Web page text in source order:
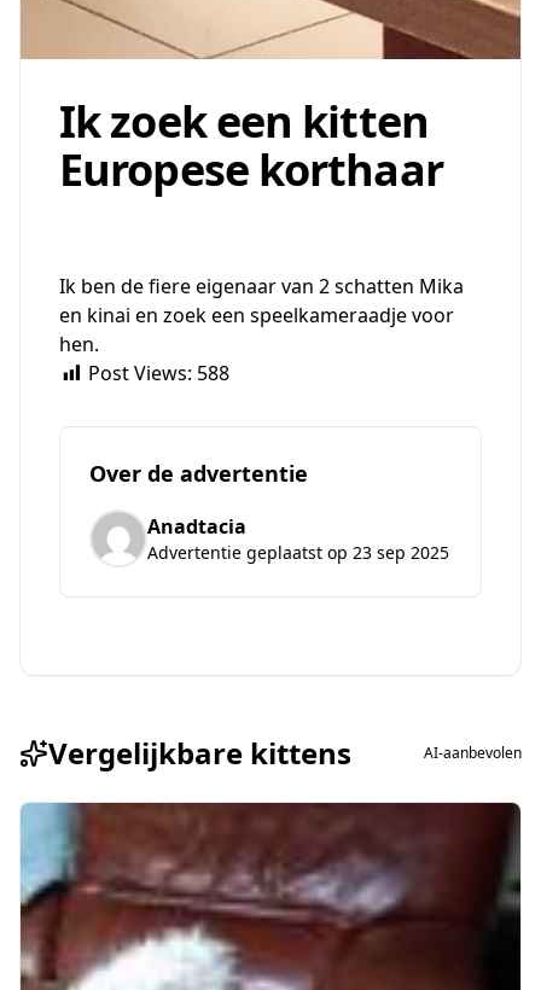
Ik zoek een kitten
Europese korthaar
Ik ben de fiere eigenaar van 2 schatten Mika
en kinai en zoek een speelkameraadje voor
hen.
Post Views: 588
Over de advertentie
Anadtacia
Advertentie geplaatst op 23 sep 2025
Vergelijkbare kittens AI-aanbevolen